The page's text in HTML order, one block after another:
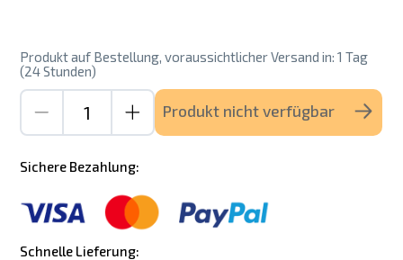
Produkt auf Bestellung, voraussichtlicher Versand in: 1 Tag
(24 Stunden)
Produkt nicht verfügbar
Sichere Bezahlung:
Schnelle Lieferung: